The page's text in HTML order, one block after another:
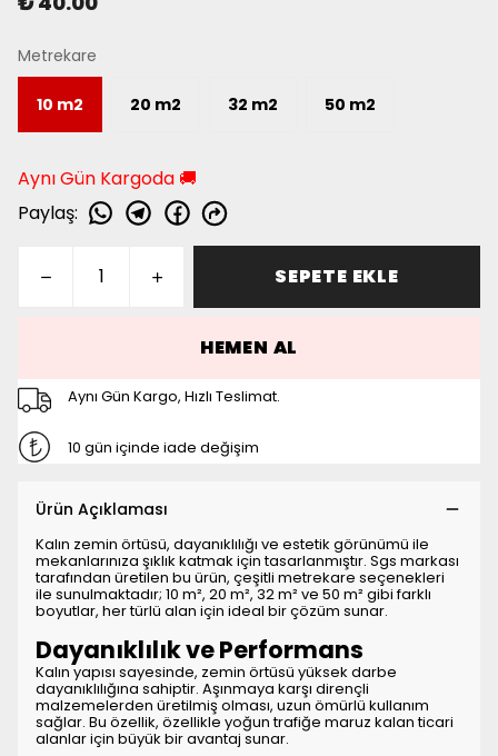
Metrekare
10 m2 20 m2 32 m2 50 m2
Aynı Gün Kargoda 🚚
Paylaş:
SEPETE EKLE
HEMEN AL
Aynı Gün Kargo, Hızlı Teslimat.
10 gün içinde iade değişim
Ürün Açıklaması
Kalın zemin örtüsü, dayanıklılığı ve estetik görünümü ile
mekanlarınıza şıklık katmak için tasarlanmıştır. Sgs markası
tarafından üretilen bu ürün, çeşitli metrekare seçenekleri
ile sunulmaktadır; 10 m², 20 m², 32 m² ve 50 m² gibi farklı
boyutlar, her türlü alan için ideal bir çözüm sunar.
Dayanıklılık ve Performans
Kalın yapısı sayesinde, zemin örtüsü yüksek darbe
dayanıklılığına sahiptir. Aşınmaya karşı dirençli
malzemelerden üretilmiş olması, uzun ömürlü kullanım
sağlar. Bu özellik, özellikle yoğun trafiğe maruz kalan ticari
alanlar için büyük bir avantaj sunar.